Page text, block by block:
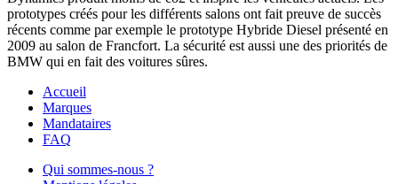
prototypes créés pour les différents salons ont fait preuve de succès
récents comme par exemple le prototype Hybride Diesel présenté en
2009 au salon de Francfort. La sécurité est aussi une des priorités de
BMW qui en fait des voitures sûres.
Accueil
Marques
Mandataires
FAQ
Qui sommes-nous ?